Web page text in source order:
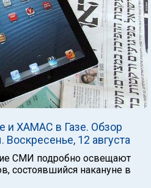
и ХАМАС в Газе. Обзор
12 августа
СМИ подробно освещают
состоявшийся накануне в